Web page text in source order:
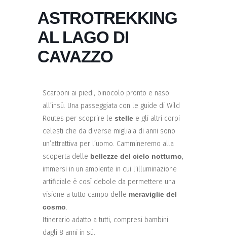
ASTROTREKKING
AL LAGO DI
CAVAZZO
Scarponi ai piedi, binocolo pronto e naso
all’insù. Una passeggiata con le guide di Wild
Routes per scoprire le stelle e gli altri corpi
celesti che da diverse migliaia di anni sono
un’attrattiva per l’uomo. Cammineremo alla
scoperta delle bellezze del cielo notturno,
immersi in un ambiente in cui l’illuminazione
artificiale è così debole da permettere una
visione a tutto campo delle meraviglie del
cosmo.
Itinerario adatto a tutti, compresi bambini
dagli 8 anni in sù.